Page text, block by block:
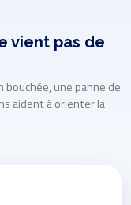
vient pas de
bouchée, une panne de
aident à orienter la